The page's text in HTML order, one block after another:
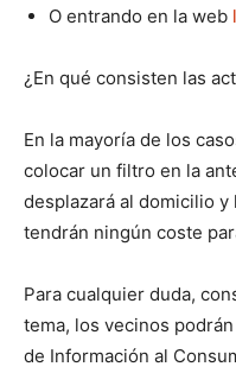
O entrando en la web
¿En qué consisten las
En la mayoría de los
colocar un filtro en la
desplazará al domicilio
tendrán ningún coste
Para cualquier duda,
tema, los vecinos
de Información al